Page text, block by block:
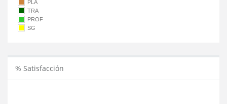
PLA
TRA
PROF
SG
% Satisfacción